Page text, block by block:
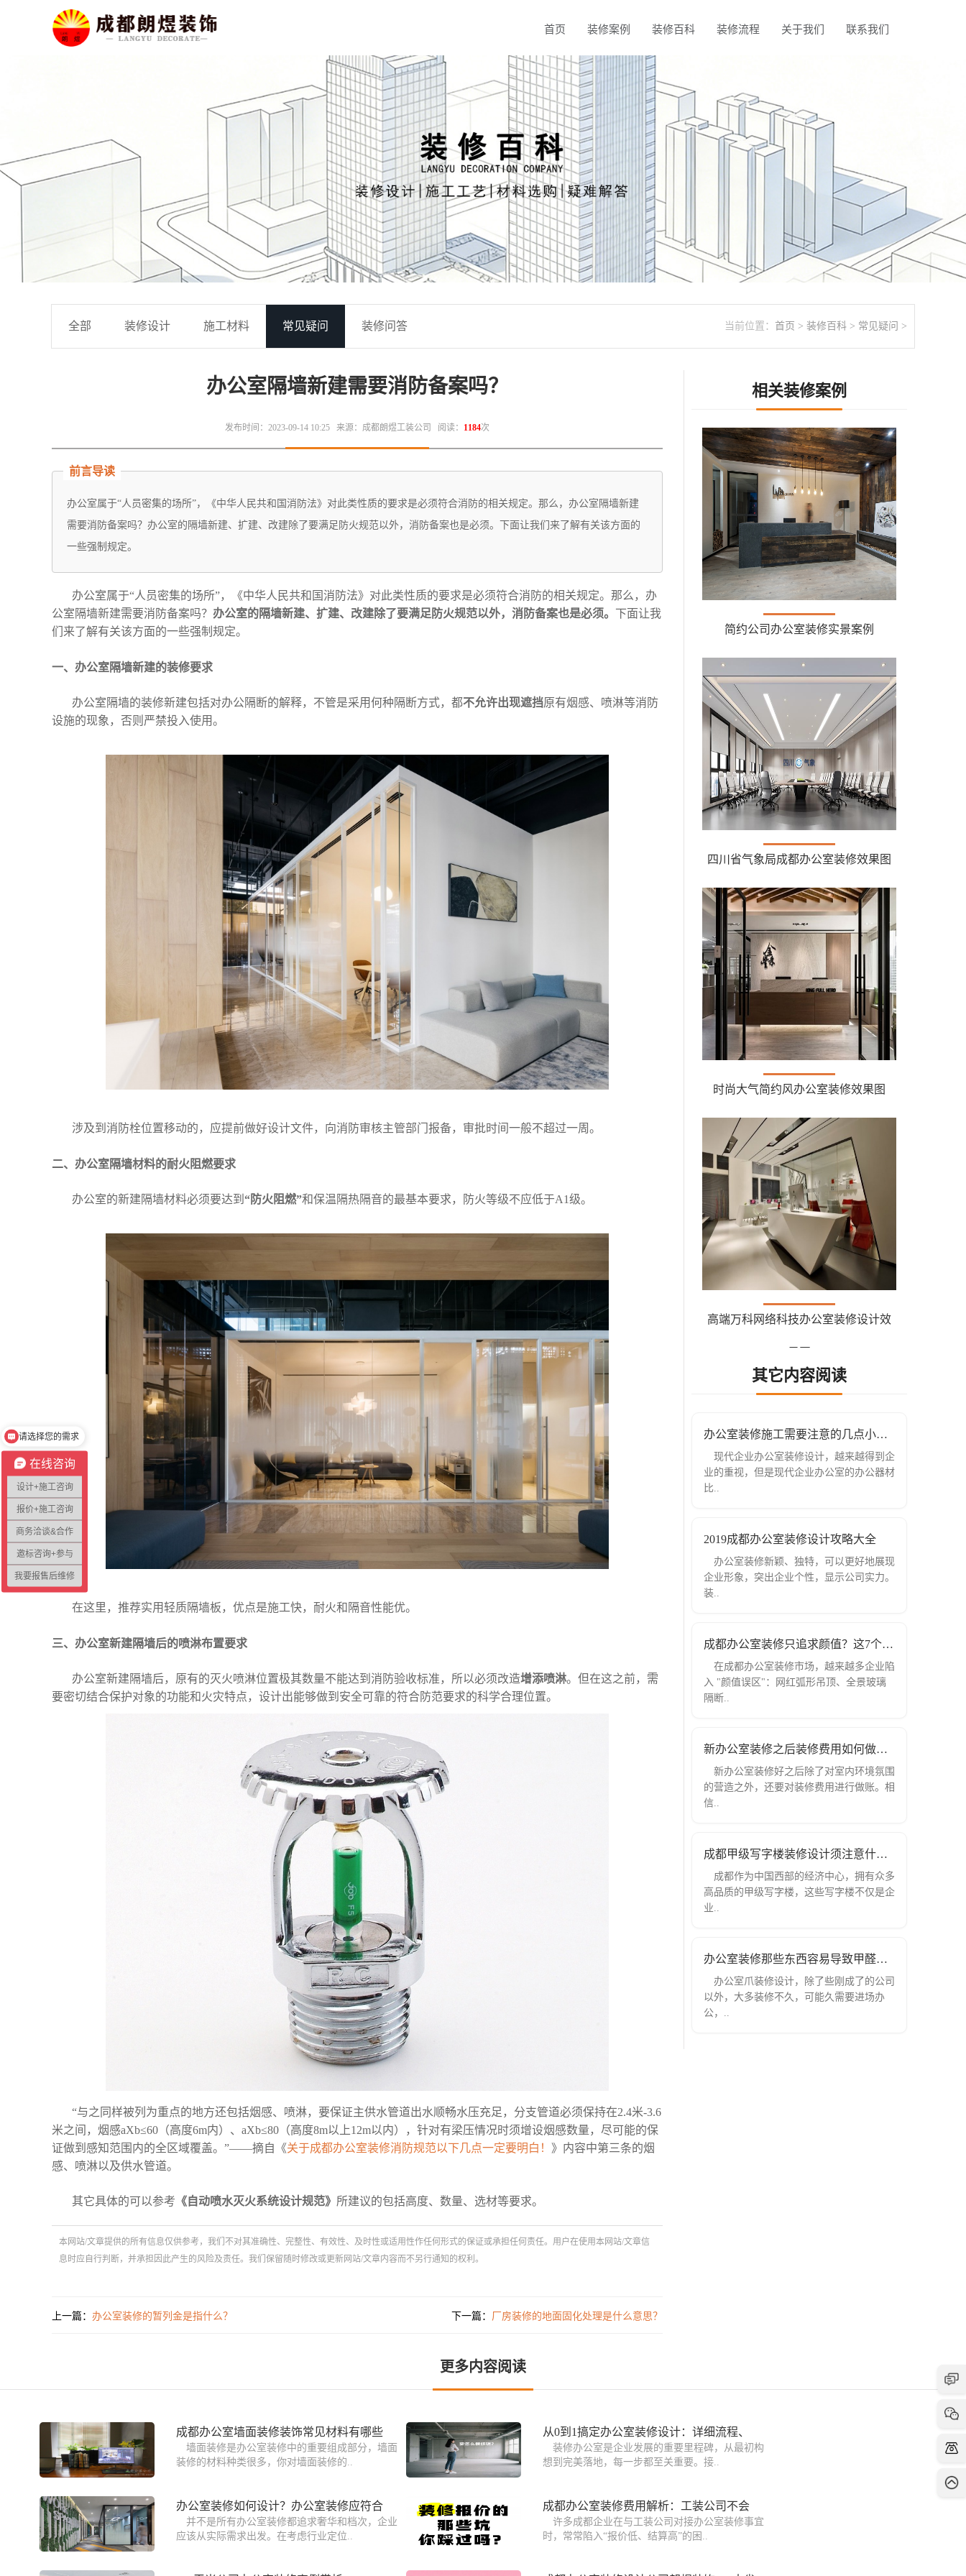
首页 装修案例 装修百科 装修流程 关于我们 联系我们
全部 装修设计 施工材料 常见疑问 装修问答 当前位置： 首页 > 装修百科 > 常见疑问 >
办公室隔墙新建需要消防备案吗？
发布时间：2023-09-14 10:25 来源：成都朗煜工装公司 阅读： 1184次
前言导读
办公室属于“人员密集的场所”，《中华人民共和国消防法》对此类性质的要求是必须符合消防的相关规定。那么，办公室隔墙新建
需要消防备案吗？办公室的隔墙新建、扩建、改建除了要满足防火规范以外，消防备案也是必须。下面让我们来了解有关该方面的
一些强制规定。
办公室属于“人员密集的场所”，《中华人民共和国消防法》对此类性质的要求是必须符合消防的相关规定。那么，办
公室隔墙新建需要消防备案吗？ 办公室的隔墙新建、扩建、改建除了要满足防火规范以外，消防备案也是必须。 下面让我
们来了解有关该方面的一些强制规定。
一、办公室隔墙新建的装修要求
办公室隔墙的装修新建包括对办公隔断的解释，不管是采用何种隔断方式，都不允许出现遮挡原有烟感、喷淋等消防
设施的现象，否则严禁投入使用。
涉及到消防栓位置移动的，应提前做好设计文件，向消防审核主管部门报备，审批时间一般不超过一周。
二、办公室隔墙材料的耐火阻燃要求
办公室的新建隔墙材料必须要达到 “防火阻燃”和保温隔热隔音的最基本要求，防火等级不应低于A1级。
在这里，推荐实用轻质隔墙板，优点是施工快，耐火和隔音性能优。
三、办公室新建隔墙后的喷淋布置要求
办公室新建隔墙后，原有的灭火喷淋位置极其数量不能达到消防验收标准，所以必须改造增添喷淋。但在这之前，需
要密切结合保护对象的功能和火灾特点，设计出能够做到安全可靠的符合防范要求的科学合理位置。
“与之同样被列为重点的地方还包括烟感、喷淋，要保证主供水管道出水顺畅水压充足，分支管道必须保持在2.4米-3.6
米之间，烟感aXb≤60（高度6m内）、aXb≤80（高度8m以上12m以内），针对有梁压情况时须增设烟感数量，尽可能的保
证做到感知范围内的全区域覆盖。”——摘自《关于成都办公室装修消防规范以下几点一定要明白！ 》内容中第三条的烟
感、喷淋以及供水管道。
其它具体的可以参考 《自动喷水灭火系统设计规范》 所建议的包括高度、数量、选材等要求。
本网站/文章提供的所有信息仅供参考，我们不对其准确性、完整性、有效性、及时性或适用性作任何形式的保证或承担任何责任。用户在使用本网站/文章信
息时应自行判断，并承担因此产生的风险及责任。我们保留随时修改或更新网站/文章内容而不另行通知的权利。
上一篇： 办公室装修的暂列金是指什么？ 下一篇： 厂房装修的地面固化处理是什么意思？
相关装修案例
简约公司办公室装修实景案例
四川省气象局成都办公室装修效果图
时尚大气简约风办公室装修效果图
高端万科网络科技办公室装修设计效
其它内容阅读
办公室装修施工需要注意的几点小细节
现代企业办公室装修设计，越来越得到企
业的重视，但是现代企业办公室的办公器材
比..
2019成都办公室装修设计攻略大全
办公室装修新颖、独特，可以更好地展现
企业形象，突出企业个性，显示公司实力。
装..
成都办公室装修只追求颜值？这7个实用设
在成都办公室装修市场，越来越多企业陷
入 "颜值误区"：网红弧形吊顶、全景玻璃
隔断..
新办公室装修之后装修费用如何做账？
新办公室装修好之后除了对室内环境氛围
的营造之外，还要对装修费用进行做账。相
信..
成都甲级写字楼装修设计须注意什么？
成都作为中国西部的经济中心，拥有众多
高品质的甲级写字楼，这些写字楼不仅是企
业..
办公室装修那些东西容易导致甲醛超标！
办公室爪装修设计，除了些刚成了的公司
以外，大多装修不久，可能久需要进场办
公，..
更多内容阅读
成都办公室墙面装修装饰常见材料有哪些
墙面装修是办公室装修中的重要组成部分，墙面
装修的材料种类很多，你对墙面装修的..
从0到1搞定办公室装修设计：详细流程、
装修办公室是企业发展的重要里程碑，从最初构
想到完美落地，每一步都至关重要。接..
办公室装修如何设计？办公室装修应符合
并不是所有办公室装修都追求奢华和档次，企业
应该从实际需求出发。在考虑行业定位..
成都办公室装修费用解析：工装公司不会
许多成都企业在与工装公司对接办公室装修事宜
时，常常陷入“报价低、结算高”的困..
在线咨询
设计+施工咨询
报价+施工咨询
商务洽谈&合作
邀标咨询+参与
我要报售后维修
在线时10秒内回复